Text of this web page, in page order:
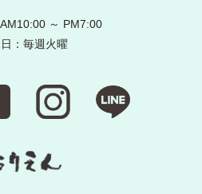
～ PM7:00
：毎週火曜